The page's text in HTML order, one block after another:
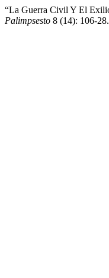
“La Guerra Civil Y El
Palimpsesto 8 (14): 106-28.